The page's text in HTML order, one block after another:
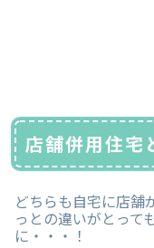
店舗併用住宅
どちらも自宅に店舗
っとの違いがとって
に・・・！